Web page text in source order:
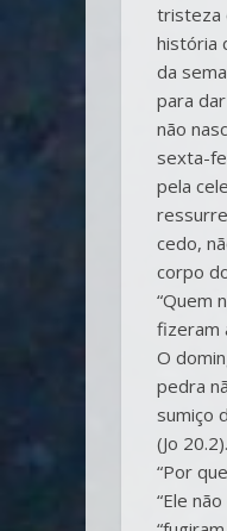
tristeza
história
da
para
não
sexta-
pela
cedo,
corpo
“Quem
fizeram
O
pedra
sumiço
(Jo
“Por
“Ele